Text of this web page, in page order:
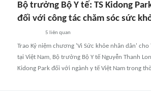
Bộ trưởng Bộ Y tế: TS Kidong
đối với công tác chăm sóc sức
5 liên quan
Trao Kỷ niệm chương 'Vì Sức khỏe nhân dân'
tại Việt Nam, Bộ trưởng Bộ Y tế Nguyễn Thanh
Kidong Park đối với ngành y tế Việt Nam trong